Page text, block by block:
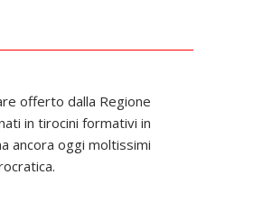
offerto dalla Regione
in tirocini formativi in
ancora oggi moltissimi